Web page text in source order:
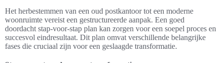
Het herbestemmen van een oud postkantoor tot een moderne
woonruimte vereist een gestructureerde aanpak. Een goed
doordacht stap-voor-stap plan kan zorgen voor een soepel proces en
succesvol eindresultaat. Dit plan omvat verschillende belangrijke
fases die cruciaal zijn voor een geslaagde transformatie.